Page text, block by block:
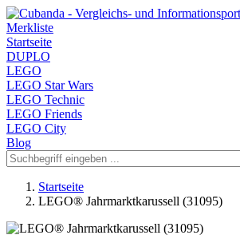
Merkliste
Startseite
DUPLO
LEGO
LEGO Star Wars
LEGO Technic
LEGO Friends
LEGO City
Blog
Startseite
LEGO® Jahrmarktkarussell (31095)